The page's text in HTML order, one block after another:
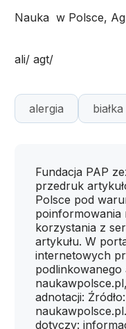
Nauka w Polsce,
ali/ agt/
alergia białka
Fundacja PAP
przedruk
Polsce pod
poinformowania
korzystania z
artykułu. W
internetowych
podlinkowanego
adnotacji:
dotyczy: